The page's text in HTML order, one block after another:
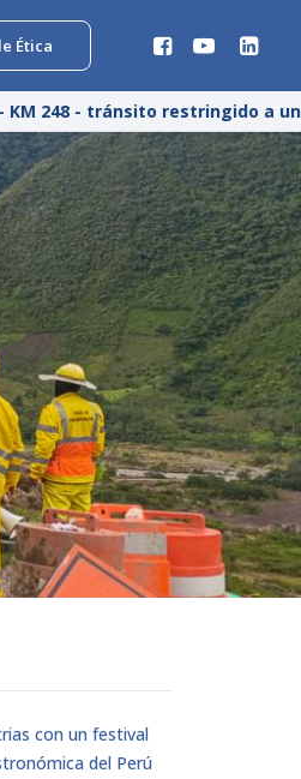
Ética
248 - tránsito restringido a un
con un festival
del Perú